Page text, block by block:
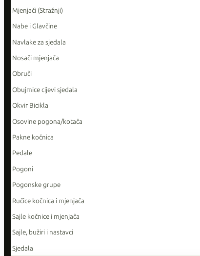
Mjenjači (Stražnji)
Nabe i Glavčine
Navlake za sjedala
Nosači mjenjača
Obruči
Obujmice cijevi sjedala
Okvir Bicikla
Osovine pogona/kotača
Pakne kočnica
Pedale
Pogoni
Pogonske grupe
Ručice kočnica i mjenjača
Sajle kočnice i mjenjača
Sajle, bužiri i nastavci
Sjedala